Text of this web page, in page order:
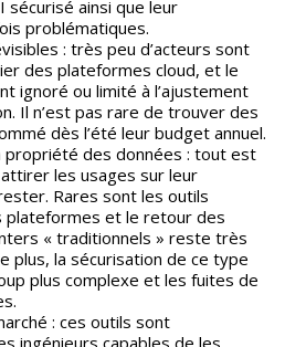
sécurisé ainsi que leur
problématiques.
: très peu d’acteurs sont
des plateformes cloud, et le
ignoré ou limité à l’ajustement
Il n’est pas rare de trouver des
dès l’été leur budget annuel.
propriété des données : tout est
les usages sur leur
Rares sont les outils
plateformes et le retour des
« traditionnels » reste très
plus, la sécurisation de ce type
plus complexe et les fuites de
: ces outils sont
ingénieurs capables de les